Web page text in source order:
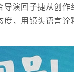
导演回子捷从创
，用镜头语言诠